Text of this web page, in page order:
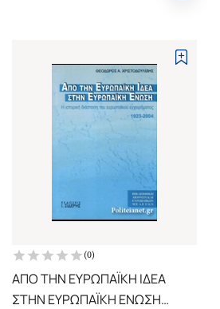
(0)
ΑΠΟ ΤΗΝ ΕΥΡΩΠΑΪΚΗ ΙΔΕΑ
ΣΤΗΝ ΕΥΡΩΠΑΪΚΗ ΕΝΩΣΗ